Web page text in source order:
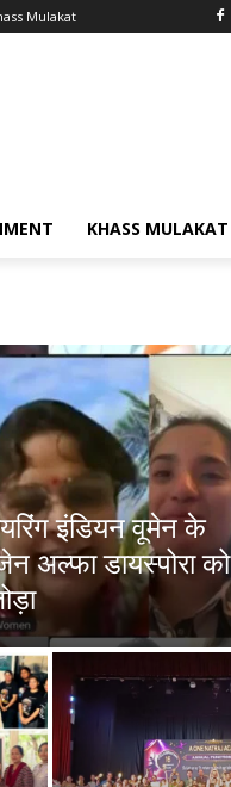
Mulakat
KHASS MULAKAT
इंडियन वूमेन के
डायस्पोरा को